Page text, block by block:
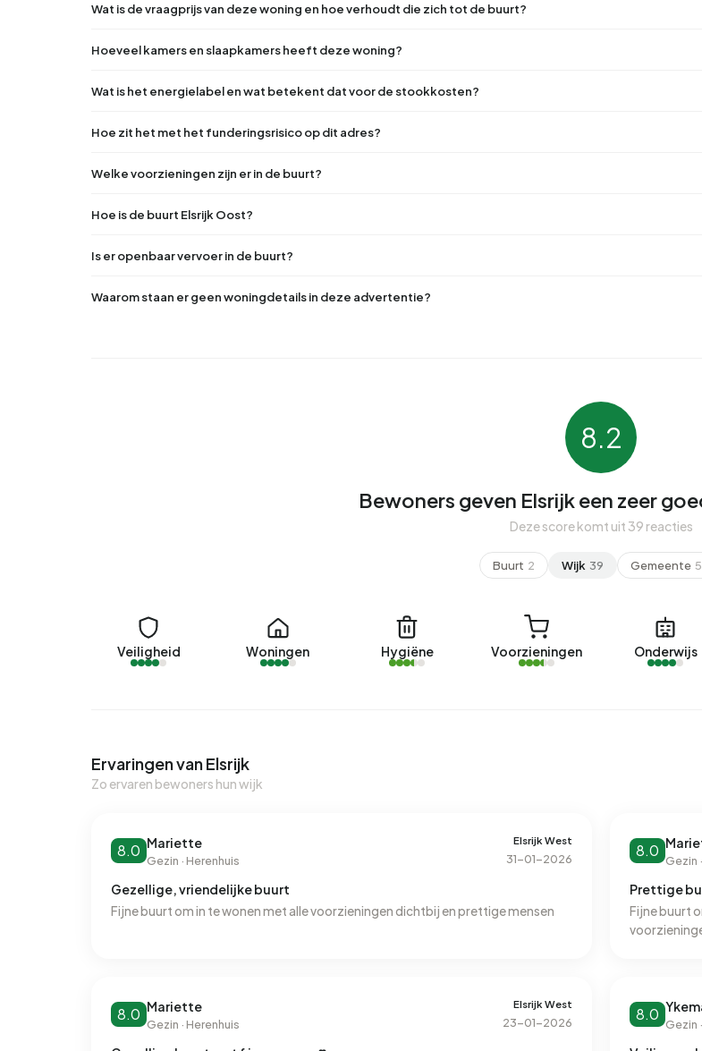
Wat is de vraagprijs van deze woning en hoe verhoudt die zich tot de buurt?
Hoeveel kamers en slaapkamers heeft deze woning?
Wat is het energielabel en wat betekent dat voor de stookkosten?
Hoe zit het met het funderingsrisico op dit adres?
Welke voorzieningen zijn er in de buurt?
Hoe is de buurt Elsrijk Oost?
Is er openbaar vervoer in de buurt?
Waarom staan er geen woningdetails in deze advertentie?
8.2
Bewoners geven Elsrijk een zeer
Deze score komt uit 39 reacties
Buurt 2 Wijk 39 Gemeente
Veiligheid Woningen Hygiëne Voorzieningen Onderwijs
Ervaringen van Elsrijk
Zo ervaren bewoners hun wijk
8.0 Mariette
Gezin · Herenhuis
Elsrijk West
31-01-2026
Gezellige, vriendelijke buurt
Fijne buurt om in te wonen met alle voorzieningen dichtbij en prettige mensen
8.0
Gezin
Prettige
Fijne buurt
8.0 Mariette
Gezin · Herenhuis
Elsrijk West
23-01-2026 8.0
Gezin